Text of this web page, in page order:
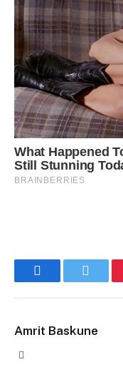
FacebookTwitter
Amrit Baskune